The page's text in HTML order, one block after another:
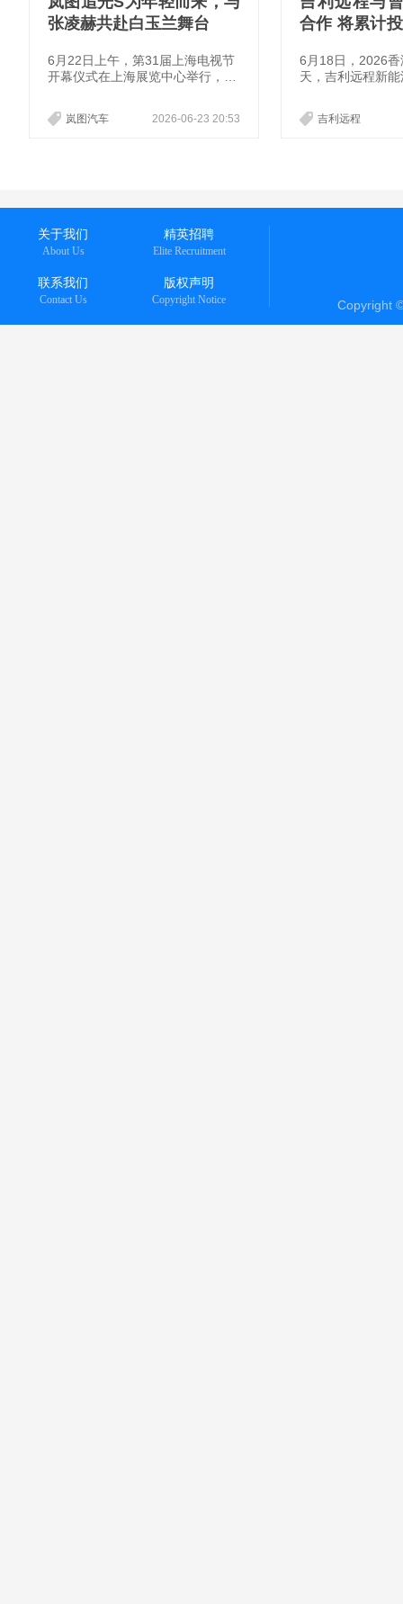
张凌赫共赴白玉兰舞台
6月22日上午，第31届上海电视节
开幕仪式在上海展览中心举行，青
视节“白玉兰青年推广大使”。岚图
汽车将成为本届上海电视节的指定
2026-06-23 20:53
岚图汽车
合作 将累计
6月18日，2026
天，吉利远程新
ovan规模化落地。
吉利远程
关于我们
About Us
精英招聘
Elite Recruitment
联系我们
Contact Us
版权声明
Copyright Notice Copyright